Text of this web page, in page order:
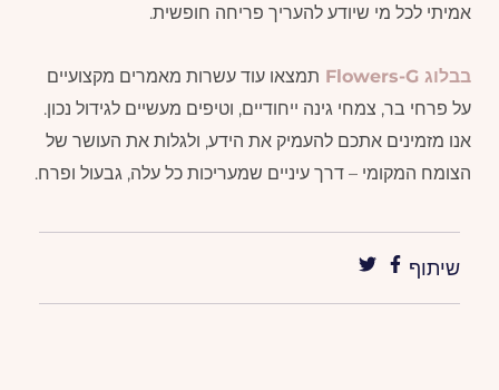
אמיתי לכל מי שיודע להעריך פריחה חופשית.
בבלוג Flowers-G
תמצאו עוד עשרות מאמרים מקצועיים
על פרחי בר, צמחי גינה ייחודיים, וטיפים מעשיים לגידול נכון.
אנו מזמינים אתכם להעמיק את הידע, ולגלות את העושר של
הצומח המקומי – דרך עיניים שמעריכות כל עלה, גבעול ופרח.
שיתוף